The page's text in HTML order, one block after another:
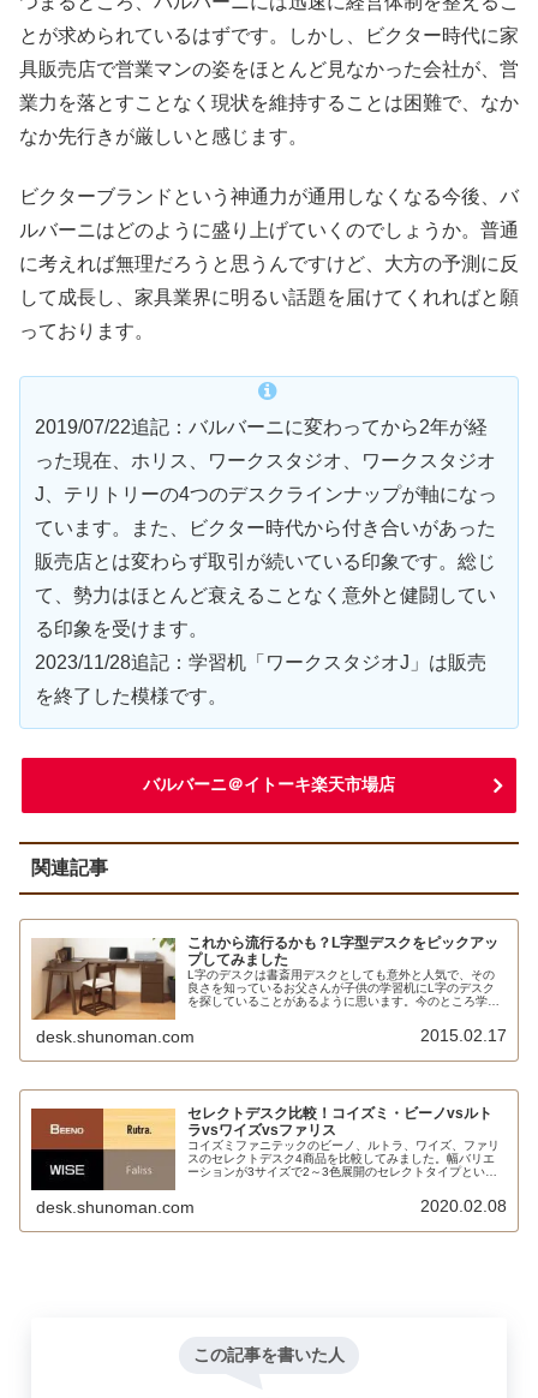
とが求められているはずです。しかし、ビクター時代に家
具販売店で営業マンの姿をほとんど見なかった会社が、営
業力を落とすことなく現状を維持することは困難で、なか
なか先行きが厳しいと感じます。
ビクターブランドという神通力が通用しなくなる今後、バ
ルバーニはどのように盛り上げていくのでしょうか。普通
に考えれば無理だろうと思うんですけど、大方の予測に反
して成長し、家具業界に明るい話題を届けてくれればと願
っております。
2019/07/22追記：バルバーニに変わってから2年が経
った現在、ホリス、ワークスタジオ、ワークスタジオ
J、テリトリーの4つのデスクラインナップが軸になっ
ています。また、ビクター時代から付き合いがあった
販売店とは変わらず取引が続いている印象です。総じ
て、勢力はほとんど衰えることなく意外と健闘してい
る印象を受けます。
2023/11/28追記：学習机「ワークスタジオJ」は販売
を終了した模様です。
バルバーニ＠イトーキ楽天市場店
関連記事
これから流行るかも？L字型デスクをピックアッ
プしてみました
L字のデスクは書斎用デスクとしても意外と人気で、その
良さを知っているお父さんが子供の学習机にL字のデスク
を探していることがあるように思います。今のところ学習
desk.shunoman.com 2015.02.17
セレクトデスク比較！コイズミ・ビーノvsルト
ラvsワイズvsファリス
コイズミファニテックのビーノ、ルトラ、ワイズ、ファリ
スのセレクトデスク4商品を比較してみました。幅バリエ
ーションが3サイズで2～3色展開のセレクトタイプという
行、ラインナップなど様々な点で微妙に違いがあります。
desk.shunoman.com 2020.02.08
この記事を書いた人